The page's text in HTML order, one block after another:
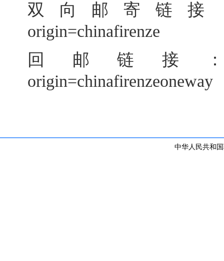
双向邮寄链接：
origin=chinafirenze
回邮链接：https://
中华人民共和